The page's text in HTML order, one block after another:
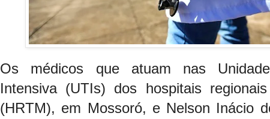
Os médicos que atuam nas
Intensiva (UTIs) dos hospitais
(HRTM), em Mossoró, e Nelson Inácio